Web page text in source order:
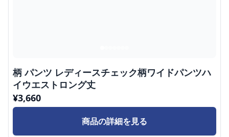
柄 パンツ レディースチェック柄ワイドパンツハ
イウエストロング丈
¥3,660
商品の詳細を見る